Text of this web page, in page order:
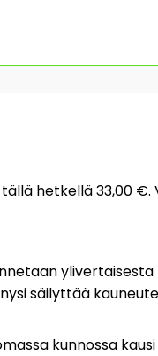
hetkellä 33,00 €.
säilyttää
kunnossa